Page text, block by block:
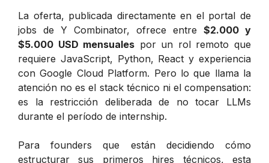
La oferta, publicada directamente en el portal de
jobs de Y Combinator, ofrece entre $2.000 y
$5.000 USD mensuales por un rol remoto que
requiere JavaScript, Python, React y experiencia
con Google Cloud Platform. Pero lo que llama la
atención no es el stack técnico ni el compensation:
es la restricción deliberada de no tocar LLMs
durante el período de internship.
Para founders que están decidiendo cómo
estructurar sus primeros hires técnicos, esta